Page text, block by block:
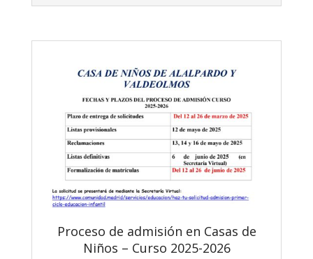
Proceso de admisión en Casas de
Niños – Curso 2025-2026